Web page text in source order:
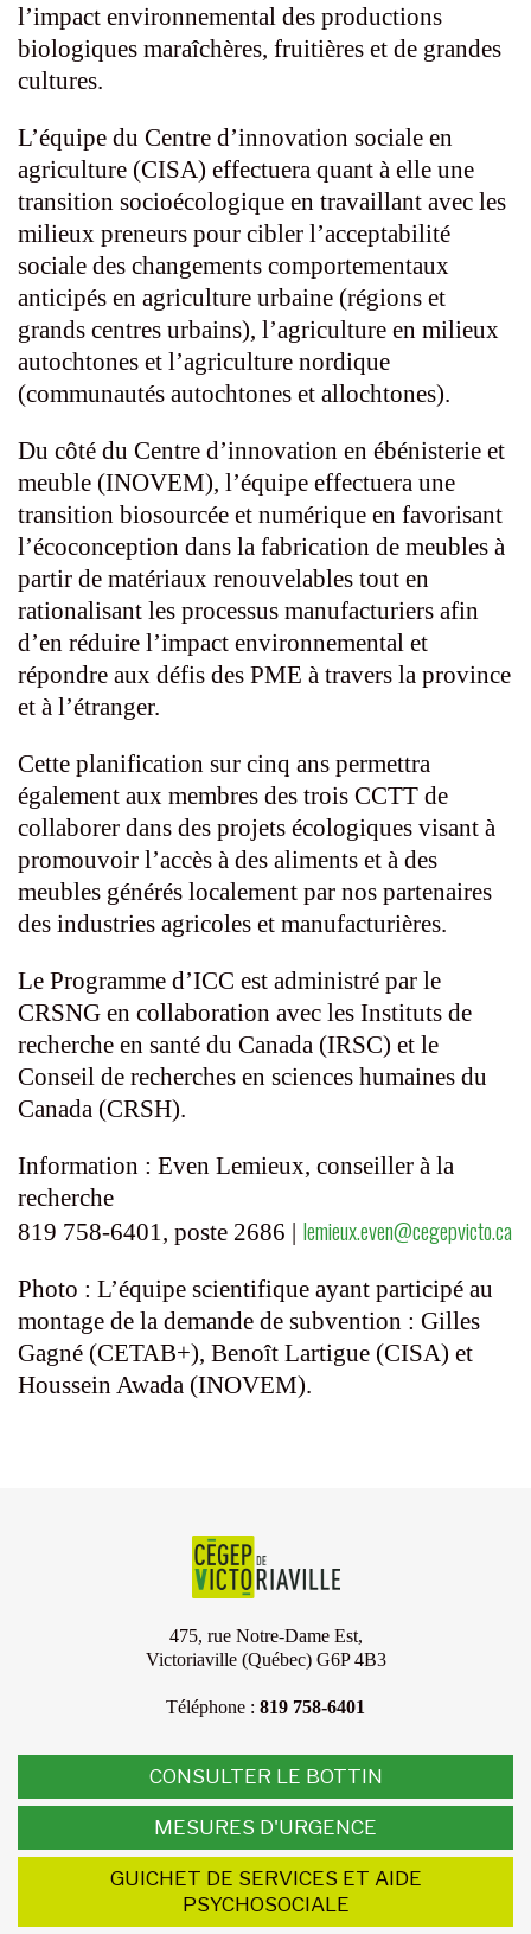
l’impact environnemental des productions
biologiques maraîchères, fruitières et de grandes
cultures.
L’équipe du Centre d’innovation sociale en
agriculture (CISA) effectuera quant à elle une
transition socioécologique en travaillant avec les
milieux preneurs pour cibler l’acceptabilité
sociale des changements comportementaux
anticipés en agriculture urbaine (régions et
grands centres urbains), l’agriculture en milieux
autochtones et l’agriculture nordique
(communautés autochtones et allochtones).
Du côté du Centre d’innovation en ébénisterie et
meuble (INOVEM), l’équipe effectuera une
transition biosourcée et numérique en favorisant
l’écoconception dans la fabrication de meubles à
partir de matériaux renouvelables tout en
rationalisant les processus manufacturiers afin
d’en réduire l’impact environnemental et
répondre aux défis des PME à travers la province
et à l’étranger.
Cette planification sur cinq ans permettra
également aux membres des trois CCTT de
collaborer dans des projets écologiques visant à
promouvoir l’accès à des aliments et à des
meubles générés localement par nos partenaires
des industries agricoles et manufacturières.
Le Programme d’ICC est administré par le
CRSNG en collaboration avec les Instituts de
recherche en santé du Canada (IRSC) et le
Conseil de recherches en sciences humaines du
Canada (CRSH).
Information : Even Lemieux, conseiller à la
recherche
819 758-6401, poste 2686 | lemieux.even@cegepvicto.ca
Photo : L’équipe scientifique ayant participé au
montage de la demande de subvention : Gilles
Gagné (CETAB+), Benoît Lartigue (CISA) et
Houssein Awada (INOVEM).
475, rue Notre-Dame Est,
Victoriaville (Québec) G6P 4B3
Téléphone : 819 758-6401
CONSULTER LE BOTTIN
MESURES D'URGENCE
GUICHET DE SERVICES ET AIDE
PSYCHOSOCIALE